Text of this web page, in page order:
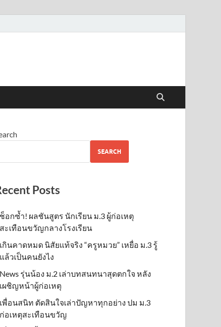
SEARCH
Posts
ช็อกซ้ำ! ผลชันสูตร นักเรียน ม.3 ผู้ก่อเหตุ
สะเทือนขวัญกลางโรงเรียน
เกินคาดหมด นิสัยแท้จริง “ครูหมวย” เหยื่อ ม.3 รู้
แล้วเป็นคนยังไง
News รุ่นน้อง ม.2 เล่าบทสนทนาสุดตกใจ หลัง
เผชิญหน้าผู้ก่อเหตุ
เพื่อนสนิท ตัดสินใจเล่าปัญหาทุกอย่าง ปม ม.3
ก่อเหตุสะเทือนขวัญ